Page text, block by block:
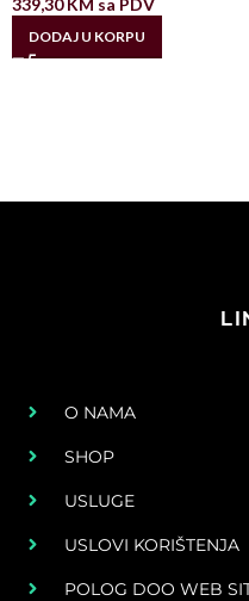
DODAJ U KORPU
O NAMA
SHOP
USLUGE
USLOVI KORIŠTENJA
POLOG DOO WEB